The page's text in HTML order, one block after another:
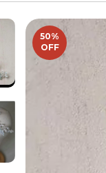
50%
OFF